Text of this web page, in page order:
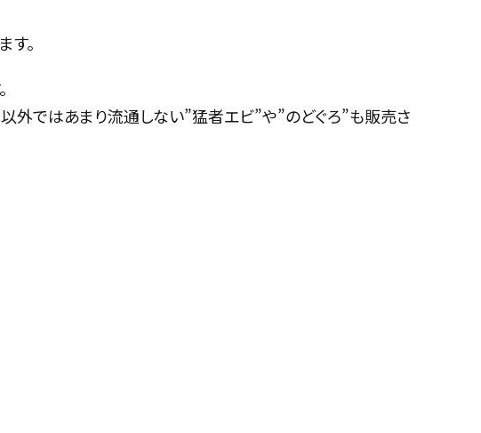
。
以外ではあまり流通しない”猛者エビ”や”のどぐろ”も販売さ